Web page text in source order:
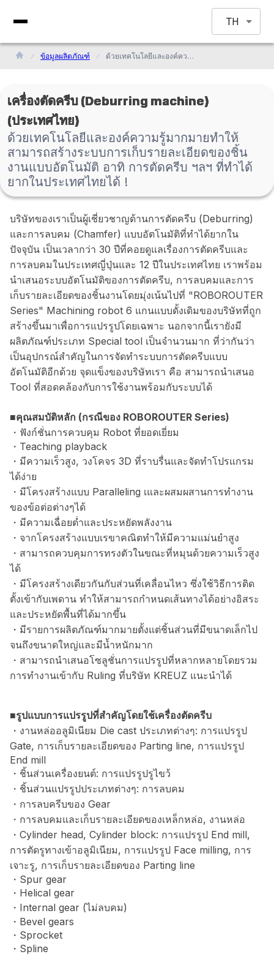
TH
ข้อมูลผลิตภัณฑ์ ด้วยเทคโนโลยีและองค์ความรู้มากมายทำให้สามารถสร้างระบบการเก็บรายละเอียดของชิ้นงานแบบอัตโนมัติ อาทิ การตัดครีบ ฯลฯ ที่ทำได้ยากในประเทศไทยได้ !
เครื่องตัดครีบ (Deburring machine)
(ประเทศไทย)
ด้วยเทคโนโลยีและองค์ความรู้มากมายทำให้
สามารถสร้างระบบการเก็บรายละเอียดของชิ้น
งานแบบอัตโนมัติ อาทิ การตัดครีบ ฯลฯ ที่ทำได้
ยากในประเทศไทยได้ !
บริษัทของเราเป็นผู้เชี่ยวชาญด้านการตัดครีบ (Deburring)
และการลบคม (Chamfer) แบบอัตโนมัติที่ทำได้ยากใน
ปัจจุบัน เป็นเวลากว่า 30 ปีที่คอยดูแลเรื่องการตัดครีบและ
การลบคมในประเทศญี่ปุ่นและ 12 ปีในประเทศไทย เราพร้อม
นำเสนอระบบอัตโนมัติของการตัดครีบ, การลบคมและการ
เก็บรายละเอียดของชิ้นงานโดยมุ่งเน้นไปที่ "ROBOROUTER
Series" Machining robot 6 แกนแบบดั้งเดิมของบริษัทที่ถูก
สร้างขึ้นมาเพื่อการแปรรูปโดยเฉพาะ นอกจากนี้เรายังมี
ผลิตภัณฑ์ประเภท Special tool เป็นจำนวนมาก ที่ว่ากันว่า
เป็นอุปกรณ์สำคัญในการจัดทำระบบการตัดครีบแบบ
อัตโนมัติอีกด้วย จุดแข็งของบริษัทเรา คือ สามารถนำเสนอ
Tool ที่สอดคล้องกับการใช้งานพร้อมกับระบบได้
■คุณสมบัติหลัก (กรณีของ ROBOROUTER Series)
・ฟังก์ชั่นการควบคุม Robot ที่ยอดเยี่ยม
・Teaching playback
・มีความเร็วสูง, วงโคจร 3D ที่ราบรื่นและจัดทำโปรแกรม
ได้ง่าย
・มีโครงสร้างแบบ Paralleling เและผสมผสานการทำงาน
ของข้อต่อต่างๆได้
・มีความเฉื่อยต่ำและประหยัดพลังงาน
・จากโครงสร้างแบบเรขาคณิตทำให้มีความแม่นยำสูง
・สามารถควบคุมการทรงตัวในขณะที่หมุนด้วยความเร็วสูง
ได้
・มีโครงสร้างเดียวกันกับส่วนที่เคลื่อนไหว ซึ่งใช้วิธีการติด
ตั้งเข้ากับเพดาน ทำให้สามารถกำหนดเส้นทางได้อย่างอิสระ
และประหยัดพื้นที่ได้มากขึ้น
・มีรายการผลิตภัณฑ์มากมายตั้งแต่ชิ้นส่วนที่มีขนาดเล็กไป
จนถึงขนาดใหญ่และมีน้ำหนักมาก
・สามารถนำเสนอโซลูชั่นการแปรรูปที่หลากหลายโดยรวม
การทำงานเข้ากับ Ruling ที่บริษัท KREUZ แนะนำได้
■รูปแบบการแปรรูปที่สำคัญโดยใช้เครื่องตัดครีบ
・งานหล่ออลูมิเนียม Die cast ประเภทต่างๆ: การแปรรูป
Gate, การเก็บรายละเอียดของ Parting line, การแปรรูป
End mill
・ชิ้นส่วนเครื่องยนต์: การแปรรูปรูไขว้
・ชิ้นส่วนแปรรูปประเภทต่างๆ: การลบคม
・การลบครีบของ Gear
・การลบคมและเก็บรายละเอียดของเหล็กหล่อ, งานหล่อ
・Cylinder head, Cylinder block: การแปรรูป End mill,
การตัดรูทางเข้าอลูมิเนียม, การแปรรูป Face milling, การ
เจาะรู, การเก็บรายละเอียดของ Parting line
・Spur gear
・Helical gear
・Internal gear (ไม่ลบคม)
・Bevel gears
・Sprocket
・Spline